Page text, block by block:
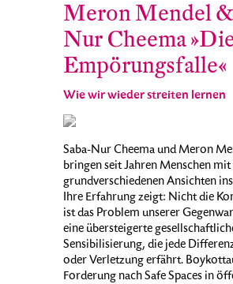
Meron Mendel &
Nur Cheema
Empörungsfalle«
Wie wir wieder streiten lernen
Saba-Nur Cheema und Meron
bringen seit Jahren Menschen mit
grundverschiedenen Ansichten
Ihre Erfahrung zeigt: Nicht die
ist das Problem unserer
eine übersteigerte
Sensibilisierung, die jede
oder Verletzung erfährt.
Forderung nach Safe Spaces in